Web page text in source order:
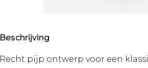
Beschrijving
Recht pijp ontwerp voor een